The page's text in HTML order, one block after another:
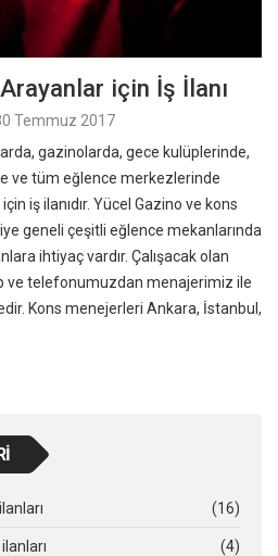
için İş İlanı
Temmuz 2017
gazinolarda, gece kulüplerinde,
ve tüm eğlence merkezlerinde
iş ilanıdır. Yücel Gazino ve kons
geneli çeşitli eğlence mekanlarında
ihtiyaç vardır. Çalışacak olan
ve telefonumuzdan menajerimiz ile
Kons menejerleri Ankara, İstanbul,
(16)
(4)